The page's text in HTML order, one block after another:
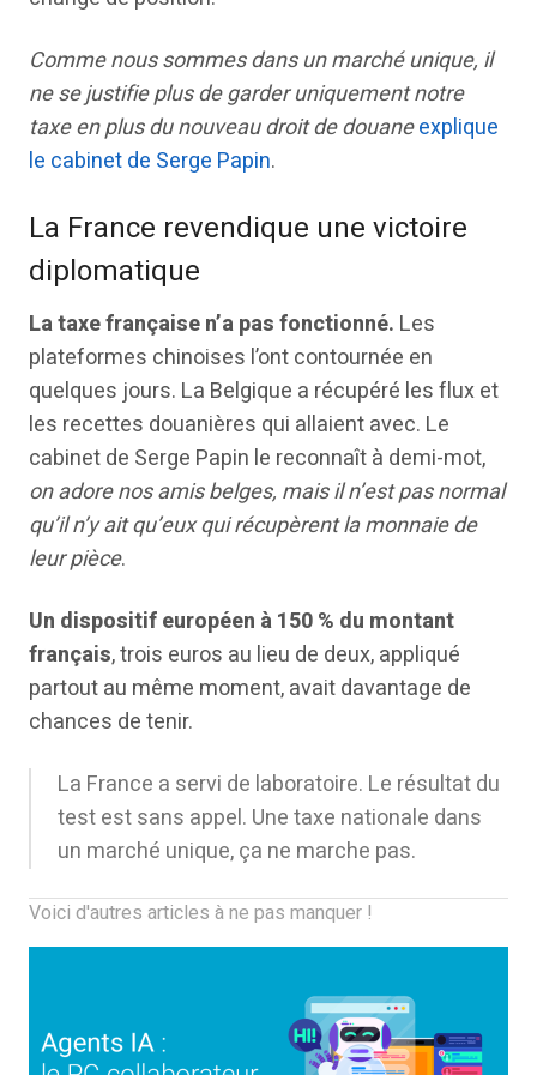
Comme nous sommes dans un marché unique, il
ne se justifie plus de garder uniquement notre
taxe en plus du nouveau droit de douaneexplique
le cabinet de Serge Papin.
La France revendique une victoire
diplomatique
La taxe française n’a pas fonctionné. Les
plateformes chinoises l’ont contournée en
quelques jours. La Belgique a récupéré les flux et
les recettes douanières qui allaient avec. Le
cabinet de Serge Papin le reconnaît à demi-mot,
on adore nos amis belges, mais il n’est pas normal
qu’il n’y ait qu’eux qui récupèrent la monnaie de
leur pièce.
Un dispositif européen à 150 % du montant
français, trois euros au lieu de deux, appliqué
partout au même moment, avait davantage de
chances de tenir.
La France a servi de laboratoire. Le résultat du
test est sans appel. Une taxe nationale dans
un marché unique, ça ne marche pas.
Voici d'autres articles à ne pas manquer !